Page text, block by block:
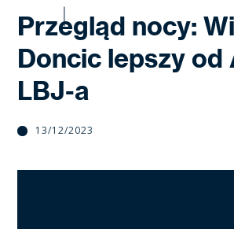
Przegląd nocy:
Doncic lepszy od
LBJ-a
13/12/2023